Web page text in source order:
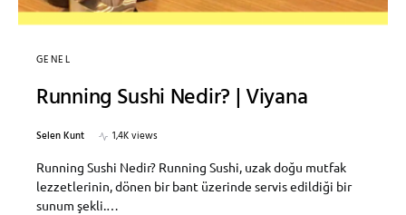
GENEL
Running Sushi Nedir? | Viyana
Selen Kunt
1,4K views
Running Sushi Nedir? Running Sushi, uzak doğu mutfak
lezzetlerinin, dönen bir bant üzerinde servis edildiği bir
sunum şekli.…